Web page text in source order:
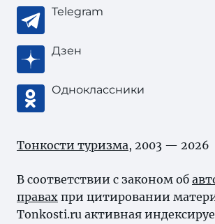
Telegram
Дзен
Одноклассники
Тонкости туризма, 2003 — 2026
В соответствии с законом об
правах при цитировании
Tonkosti.ru активная